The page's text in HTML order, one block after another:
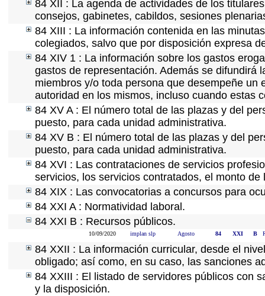
84 XII : La agenda de actividades de los
consejos, gabinetes, cabildos, sesiones
84 XIII : La información contenida en las
colegiados, salvo que por disposición expresa
84 XIV 1 : La información sobre los gastos
gastos de representación. Además se difundirá
miembros y/o toda persona que desempeñe
autoridad en los mismos, incluso cuando estas
84 XV A : El número total de las plazas y del
puesto, para cada unidad administrativa.
84 XV B : El número total de las plazas y del
puesto, para cada unidad administrativa.
84 XVI : Las contrataciones de servicios
servicios, los servicios contratados, el monto
84 XIX : Las convocatorias a concursos para
84 XXI A : Normatividad laboral.
84 XXI B : Recursos públicos.
10/09/2020 implan slp Agosto 84 XXI B
84 XXII : La información curricular, desde el
obligado; así como, en su caso, las sanciones
84 XXIII : El listado de servidores públicos con
y la disposición.